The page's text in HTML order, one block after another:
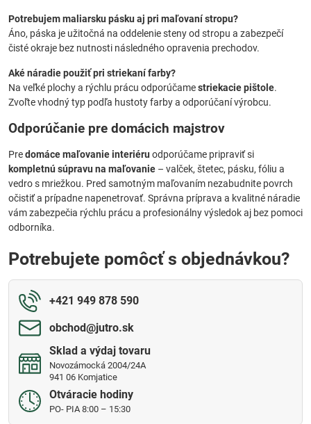
Potrebujem maliarsku pásku aj pri maľovaní stropu?
Áno, páska je užitočná na oddelenie steny od stropu a zabezpečí
čisté okraje bez nutnosti následného opravenia prechodov.
Aké náradie použiť pri striekaní farby?
Na veľké plochy a rýchlu prácu odporúčamestriekacie pištole.
Zvoľte vhodný typ podľa hustoty farby a odporúčaní výrobcu.
Odporúčanie pre domácich majstrov
Predomáce maľovanie interiéru odporúčame pripraviť si
kompletnú súpravu na maľovanie – valček, štetec, pásku, fóliu a
vedro s mriežkou. Pred samotným maľovaním nezabudnite povrch
očistiť a prípadne napenetrovať. Správna príprava a kvalitné náradie
vám zabezpečia rýchlu prácu a profesionálny výsledok aj bez pomoci
odborníka.
Potrebujete pomôcť s objednávkou?
+421 949 878 590
obchod​@jutro​.sk
Sklad a výdaj tovaru
Novozámocká 2004/24A
941 06 Komjatice
Otváracie hodiny
PO- PIA 8:00 – 15:30